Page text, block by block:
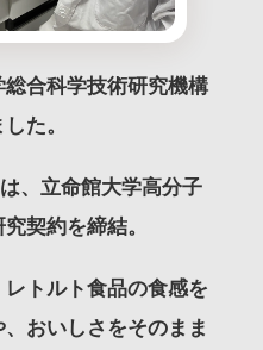
合科学技術研究機構
た。
、立命館大学高分子
契約を締結。
トルト食品の食感を
おいしさをそのまま